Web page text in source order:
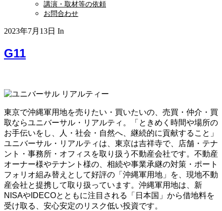
講演・取材等の依頼
お問合わせ
2023年7月13日 In
G11
東京で沖縄軍用地を売りたい・買いたいの、売買・仲介・買
取ならユニバーサル・リアルティ。「ときめく時間や場所の
お手伝いをし、人・社会・自然へ、継続的に貢献すること」
ユニバーサル・リアルティは、東京は吉祥寺で、店舗・テナ
ント・事務所・オフィスを取り扱う不動産会社です。不動産
オーナー様やテナント様の、相続や事業承継の対策・ポート
フォリオ組み替えとして好評の「沖縄軍用地」を、現地不動
産会社と提携して取り扱っています。沖縄軍用地は、新
NISAやIDECOとともに注目される「日本国」から借地料を
受け取る、安心安定のリスク低い投資です。